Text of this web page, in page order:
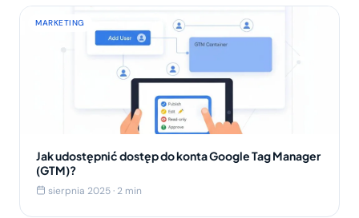
MARKETING
Jak udostępnić dostęp do konta Google Tag Manager
(GTM)?
sierpnia 2025 · 2 min